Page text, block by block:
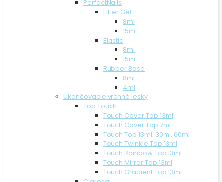
PerfectNails
Fiber Gel
8ml
15ml
Elastic
8ml
15ml
Rubber Base
8ml
4ml
Ukončovacie vrchné lesky
Top Touch
Touch Cover Top 13ml
Touch Cover Top 7ml
Touch Top 13ml, 30ml, 60ml
Touch Twinkle Top 13ml
Touch Rainbow Top 13ml
Touch Mirror Top 13ml
Touch Gradient Top 13ml